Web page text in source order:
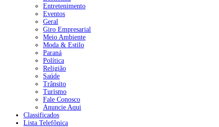
Entretenimento
Eventos
Geral
Giro Empresarial
Meio Ambiente
Moda & Estilo
Paraná
Política
Religião
Saúde
Trânsito
Turismo
Fale Conosco
Anuncie Aqui
Classificados
Lista Telefônica